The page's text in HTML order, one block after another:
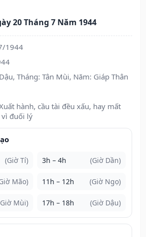
20 Tháng 7 Năm 1944
1944
Tháng: Tân Mùi, Năm: Giáp Thân
hành, cầu tài đều xấu, hay mất
vì đuối lý
(Giờ Tí) 3h – 4h (Giờ Dần)
Mão) 11h – 12h (Giờ Ngọ)
Mùi) 17h – 18h (Giờ Dậu)